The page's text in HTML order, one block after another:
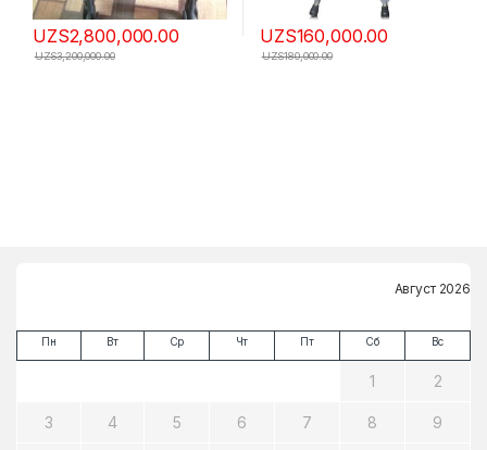
UZS2,800,000.00
UZS3,200,000.00
UZS160,000.00
UZS180,000.00
Август 2026
Пн Вт Ср Чт Пт Сб Вс
1 2
3 4 5 6 7 8 9